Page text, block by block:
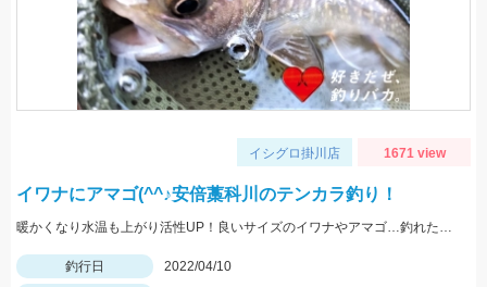
イシグロ掛川店 1671 view
イワナにアマゴ(^^♪安倍藁科川のテンカラ釣り！
暖かくなり水温も上がり活性UP！良いサイズのイワナやアマゴ…釣れた時の嬉しさはひとしおです。イワナは太字の針使用。
釣行日
2022/04/10